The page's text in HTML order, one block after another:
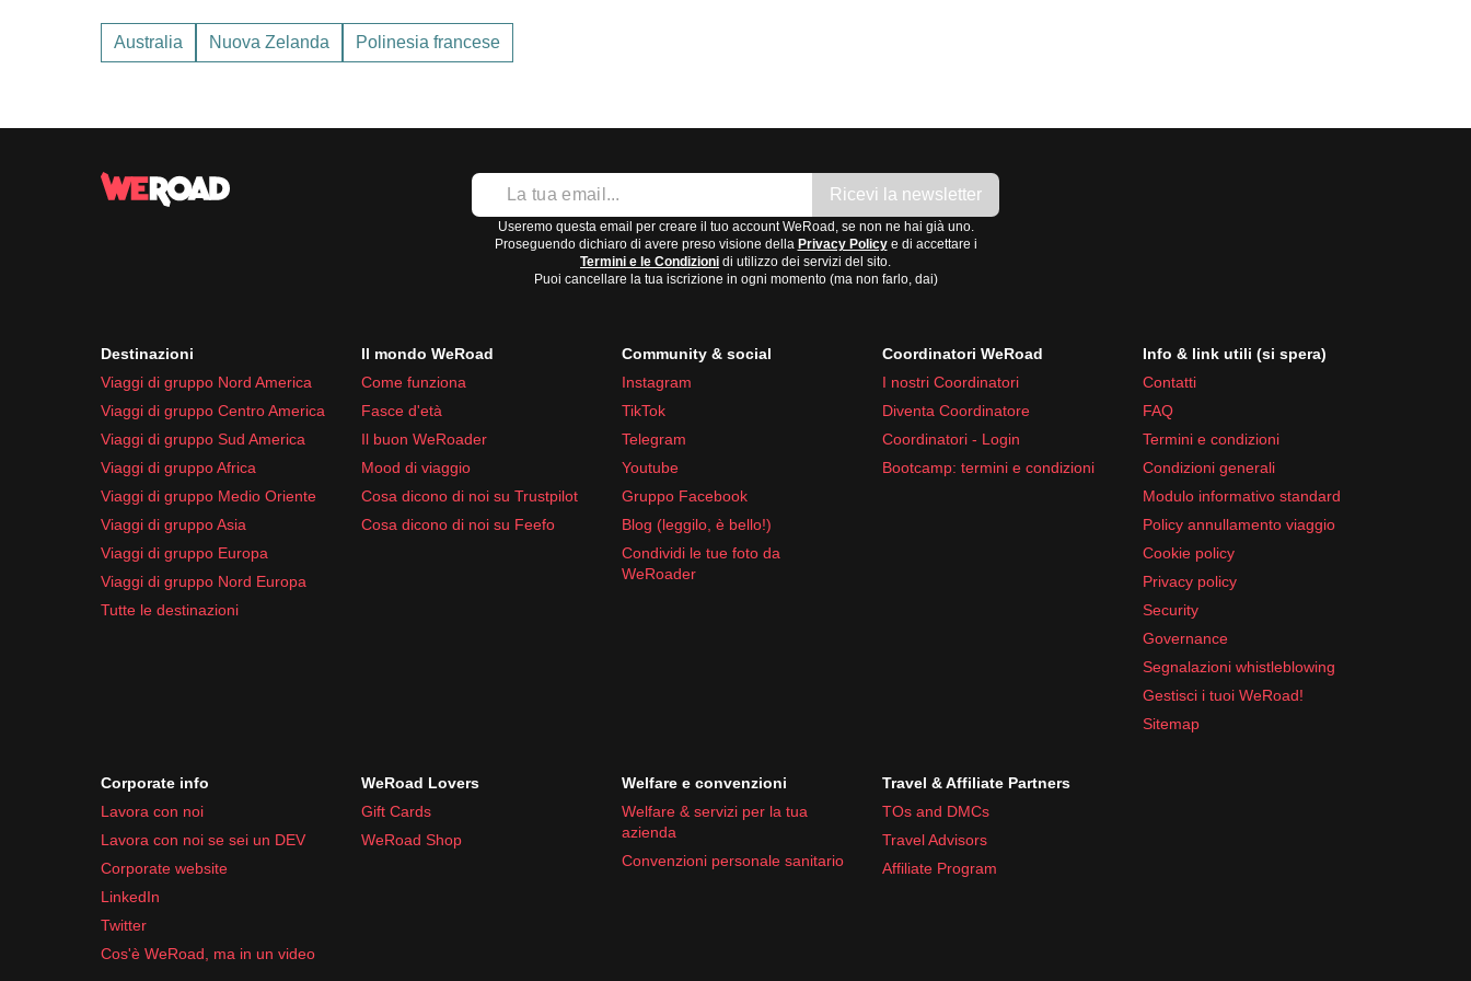
Australia Nuova Zelanda Polinesia francese
Ricevi la newsletter
Useremo questa email per creare il tuo account WeRoad, se non ne hai già uno.
Proseguendo dichiaro di avere preso visione della Privacy Policye di accettare i
Termini e le Condizioni di utilizzo dei servizi del sito.
Puoi cancellare la tua iscrizione in ogni momento (ma non farlo, dai)
Destinazioni
Viaggi di gruppo Nord America
Viaggi di gruppo Centro America
Viaggi di gruppo Sud America
Viaggi di gruppo Africa
Viaggi di gruppo Medio Oriente
Viaggi di gruppo Asia
Viaggi di gruppo Europa
Viaggi di gruppo Nord Europa
Tutte le destinazioni
Il mondo WeRoad
Come funziona
Fasce d'età
Il buon WeRoader
Mood di viaggio
Cosa dicono di noi su Trustpilot
Cosa dicono di noi su Feefo
Community & social
Instagram
TikTok
Telegram
Youtube
Gruppo Facebook
Blog (leggilo, è bello!)
Condividi le tue foto da
WeRoader
Coordinatori WeRoad
I nostri Coordinatori
Diventa Coordinatore
Coordinatori - Login
Bootcamp: termini e condizioni
Info & link utili (si spera)
Contatti
FAQ
Termini e condizioni
Condizioni generali
Modulo informativo standard
Policy annullamento viaggio
Cookie policy
Privacy policy
Security
Governance
Segnalazioni whistleblowing
Gestisci i tuoi WeRoad!
Sitemap
Corporate info
Lavora con noi
Lavora con noi se sei un DEV
Corporate website
LinkedIn
Twitter
Cos'è WeRoad, ma in un video
WeRoad Lovers
Gift Cards
WeRoad Shop
Welfare e convenzioni
Welfare & servizi per la tua
azienda
Convenzioni personale sanitario
Travel & Affiliate Partners
TOs and DMCs
Travel Advisors
Affiliate Program